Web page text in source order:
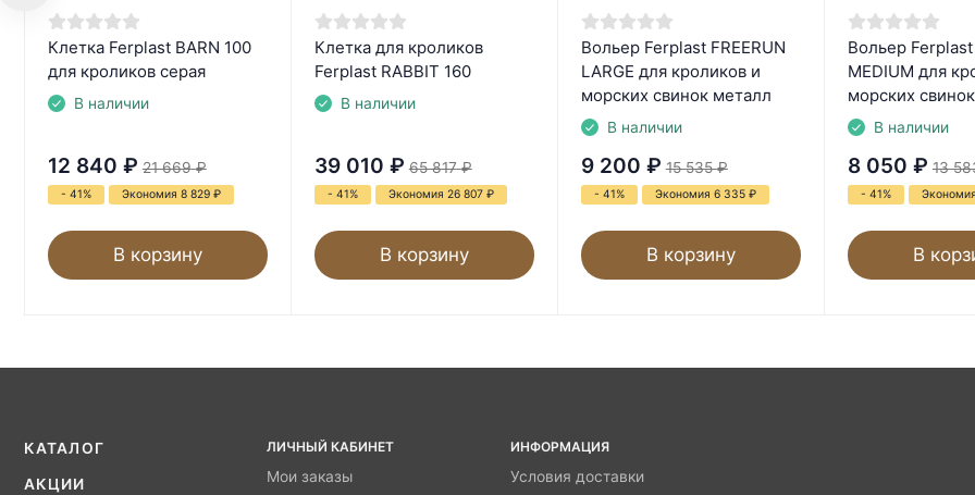
Клетка Ferplast BARN 100
для кроликов серая
В наличии
12 840 ₽ 21 669 ₽
- 41% Экономия 8 829 ₽
В корзину
Клетка для кроликов
Ferplast RABBIT 160
В наличии
39 010 ₽ 65 817 ₽
- 41% Экономия 26 807 ₽
В корзину
Вольер Ferplast FREERUN
LARGE для кроликов и
морских свинок металл
В наличии
9 200 ₽ 15 535 ₽
- 41% Экономия 6 335 ₽
В корзину
Вольер Ferplast
MEDIUM для
морских
В наличии
8 050 ₽ 13
- 41%
В
КАТАЛОГ
АКЦИИ
ЛИЧНЫЙ КАБИНЕТ
Мои заказы
ИНФОРМАЦИЯ
Условия доставки